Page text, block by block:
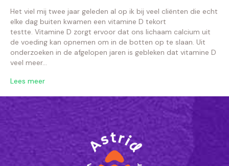
Het viel mij twee jaar geleden al op ik bij veel cliënten die echt
elke dag buiten kwamen een vitamine D tekort
testte. Vitamine D zorgt ervoor dat ons lichaam calcium uit
de voeding kan opnemen om in de botten op te slaan. Uit
onderzoeken in de afgelopen jaren is gebleken dat vitamine D
veel meer…
Lees meer